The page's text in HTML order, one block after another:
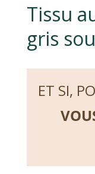
Tissu
gris
ET SI,